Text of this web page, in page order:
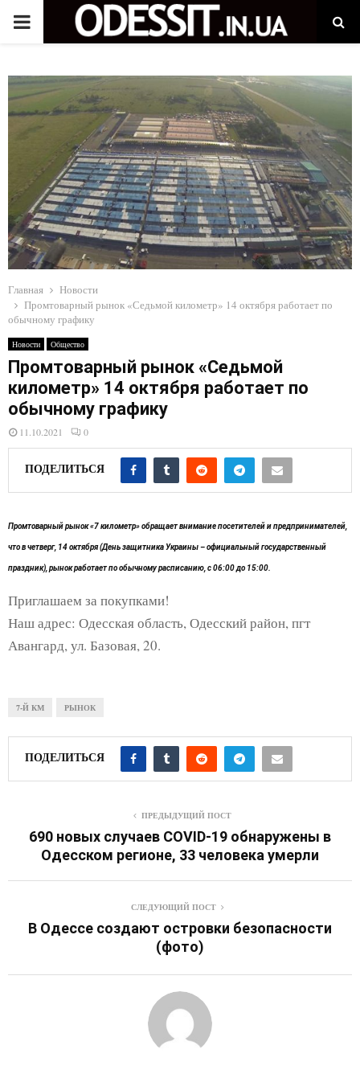
P
I
A
R
Y
M
E
N
U
Главная
Новости
Промтоварный рынок «Седьмой километр» 14 октября работает по
обычному графику
Новости Общество
Промтоварный рынок «Седьмой
километр» 14 октября работает по
обычному графику
11.10.2021 0
ПОДЕЛИТЬСЯ
Промтоварный рынок «7 километр» обращает внимание посетителей и предпринимателей,
что в четверг, 14 октября (День защитника Украины – официальный государственный
праздник), рынок работает по обычному расписанию, с 06:00 до 15:00.
Приглашаем за покупками!
Наш адрес: Одесская область, Одесский район, пгт
Авангард, ул. Базовая, 20.
7-Й КМ РЫНОК
ПОДЕЛИТЬСЯ
ПРЕДЫДУЩИЙ ПОСТ
690 новых случаев COVID-19 обнаружены в
Одесском регионе, 33 человека умерли
СЛЕДУЮЩИЙ ПОСТ
В Одессе создают островки безопасности
(фото)